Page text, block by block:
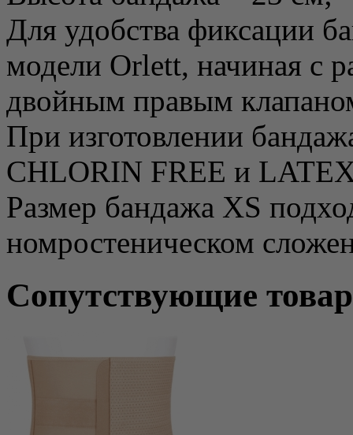
Для удобства фиксации
модели Orlett, начиная с
двойным правым
При изготовлении
CHLORIN FREE и
Размер бандажа XS
номростеническом
Сопутствующие